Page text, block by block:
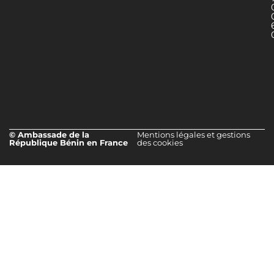
© Ambassade de la
République Bénin en France
Mentions légales et gestions
des cookies